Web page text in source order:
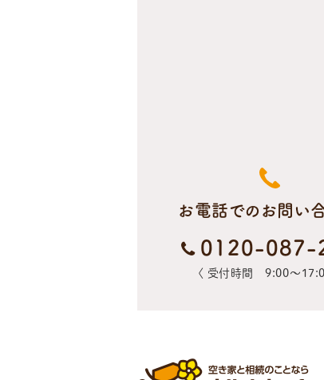
お電話でのお問い
0120-087-
〈 受付時間 9:00〜